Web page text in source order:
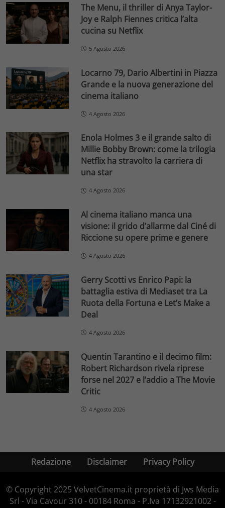
The Menu, il thriller di Anya Taylor-
Joy e Ralph Fiennes critica l’alta
cucina su Netflix
5 Agosto 2026
Locarno 79, Dario Albertini in Piazza
Grande e la nuova generazione del
cinema italiano
4 Agosto 2026
Enola Holmes 3 e il grande salto di
Millie Bobby Brown: come la trilogia
Netflix ha stravolto la carriera di
una star
4 Agosto 2026
Al cinema italiano manca una
visione: il grido d’allarme dal Ciné di
Riccione su opere prime e genere
4 Agosto 2026
Gerry Scotti vs Enrico Papi: la
battaglia estiva di Mediaset tra La
Ruota della Fortuna e Let’s Make a
Deal
4 Agosto 2026
Quentin Tarantino e il decimo film:
Robert Richardson rivela riprese
forse nel 2027 e l’addio a The Movie
Critic
4 Agosto 2026
Redazione Disclaimer Privacy Policy
© Copyright 2025 VelvetCinema.it proprietà di Jws Media
Srl - Via Cavour 310 - 00184 Roma - P.Iva 17132921002 -